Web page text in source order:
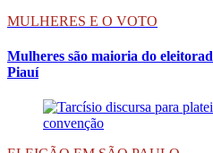
MULHERES E O VOTO
Mulheres são maioria do
Piauí